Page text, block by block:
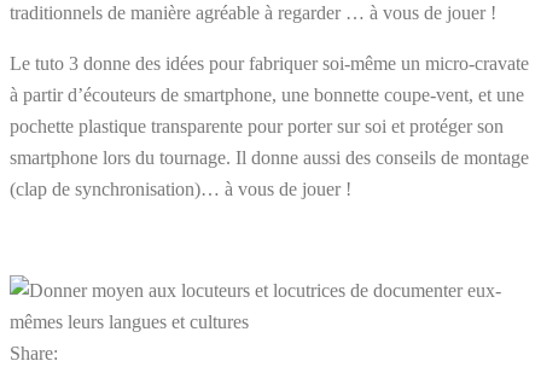
traditionnels de manière agréable à regarder … à vous de jouer !
Le tuto 3 donne des idées pour fabriquer soi-même un micro-cravate
à partir d’écouteurs de smartphone, une bonnette coupe-vent, et une
pochette plastique transparente pour porter sur soi et protéger son
smartphone lors du tournage. Il donne aussi des conseils de montage
(clap de synchronisation)… à vous de jouer !
Share: